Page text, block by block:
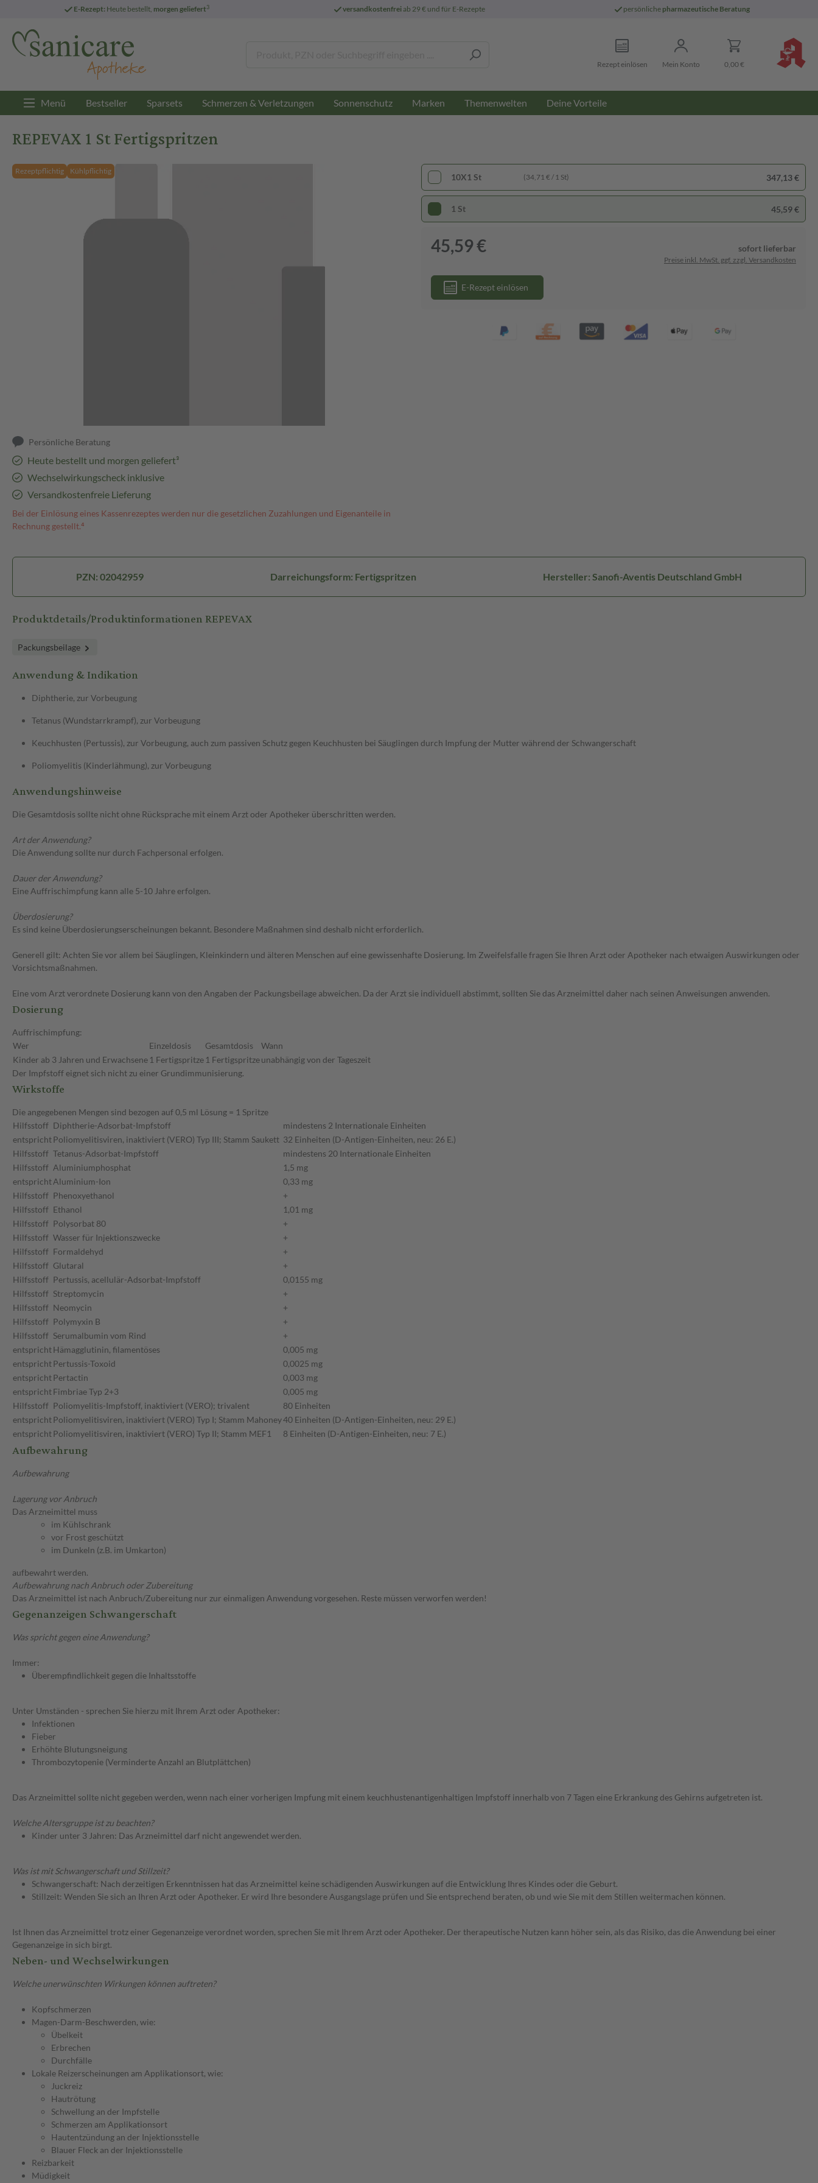
E-Rezept: Heute bestellt, morgen geliefert3 versandkostenfreiab 29 € und für E-Rezepte persönliche pharmazeutische Beratung
Rezept einlösen Mein Konto 0,00 €
Menü Bestseller Sparsets Schmerzen & Verletzungen Sonnenschutz Marken Themenwelten Deine Vorteile
REPEVAX 1 St Fertigspritzen
Rezeptpflichtig Kühlpflichtig
Persönliche Beratung
Heute bestellt und morgen geliefert³
Wechselwirkungscheck inklusive
Versandkostenfreie Lieferung
Bei der Einlösung eines Kassenrezeptes werden nur die gesetzlichen Zuzahlungen und Eigenanteile in
Rechnung gestellt.⁴
10X1 St (34,71 € / 1 St) 347,13 €
1 St 45,59 €
45,59 € sofort lieferbar
Preise inkl. MwSt. ggf. zzgl. Versandkosten
E-Rezept einlösen
PZN: 02042959 Darreichungsform: Fertigspritzen Hersteller: Sanofi-Aventis Deutschland GmbH
Produktdetails/Produktinformationen REPEVAX
Packungsbeilage
Anwendung & Indikation
Diphtherie, zur Vorbeugung
Tetanus (Wundstarrkrampf), zur Vorbeugung
Keuchhusten (Pertussis), zur Vorbeugung, auch zum passiven Schutz gegen Keuchhusten bei Säuglingen durch Impfung der Mutter während der Schwangerschaft
Poliomyelitis (Kinderlähmung), zur Vorbeugung
Anwendungshinweise
Die Gesamtdosis sollte nicht ohne Rücksprache mit einem Arzt oder Apotheker überschritten werden.
Art der Anwendung?
Die Anwendung sollte nur durch Fachpersonal erfolgen.
Dauer der Anwendung?
Eine Auffrischimpfung kann alle 5-10 Jahre erfolgen.
Überdosierung?
Es sind keine Überdosierungserscheinungen bekannt. Besondere Maßnahmen sind deshalb nicht erforderlich.
Generell gilt: Achten Sie vor allem bei Säuglingen, Kleinkindern und älteren Menschen auf eine gewissenhafte Dosierung. Im Zweifelsfalle fragen Sie Ihren Arzt oder Apotheker nach etwaigen Auswirkungen oder
Vorsichtsmaßnahmen.
Eine vom Arzt verordnete Dosierung kann von den Angaben der Packungsbeilage abweichen. Da der Arzt sie individuell abstimmt, sollten Sie das Arzneimittel daher nach seinen Anweisungen anwenden.
Dosierung
Auffrischimpfung:
Wer
Einzeldosis Gesamtdosis
Wann
Kinder ab 3 Jahren und Erwachsene 1 Fertigspritze 1 Fertigspritzeunabhängig von der Tageszeit
Der Impfstoff eignet sich nicht zu einer Grundimmunisierung.
Wirkstoffe
Die angegebenen Mengen sind bezogen auf 0,5 ml Lösung = 1 Spritze
Hilfsstoff Diphtherie-Adsorbat-Impfstoff
mindestens 2 Internationale Einheiten
entsprichtPoliomyelitisviren, inaktiviert (VERO) Typ III; Stamm Saukett 32 Einheiten (D-Antigen-Einheiten, neu: 26 E.)
Hilfsstoff Tetanus-Adsorbat-Impfstoff
mindestens 20 Internationale Einheiten
Hilfsstoff Aluminiumphosphat
1,5 mg
entsprichtAluminium-Ion
0,33 mg
Hilfsstoff Phenoxyethanol
+
Hilfsstoff Ethanol
1,01 mg
Hilfsstoff Polysorbat 80
+
Hilfsstoff Wasser für Injektionszwecke
+
Hilfsstoff Formaldehyd
+
Hilfsstoff Glutaral
+
Hilfsstoff Pertussis, acellulär-Adsorbat-Impfstoff
0,0155 mg
Hilfsstoff Streptomycin
+
Hilfsstoff Neomycin
+
Hilfsstoff Polymyxin B
+
Hilfsstoff Serumalbumin vom Rind
+
entsprichtHämagglutinin, filamentöses
0,005 mg
entsprichtPertussis-Toxoid
0,0025 mg
entsprichtPertactin
0,003 mg
entsprichtFimbriae Typ 2+3
0,005 mg
Hilfsstoff Poliomyelitis-Impfstoff, inaktiviert (VERO); trivalent
80 Einheiten
entsprichtPoliomyelitisviren, inaktiviert (VERO) Typ I; Stamm Mahoney40 Einheiten (D-Antigen-Einheiten, neu: 29 E.)
entsprichtPoliomyelitisviren, inaktiviert (VERO) Typ II; Stamm MEF1 8 Einheiten (D-Antigen-Einheiten, neu: 7 E.)
Aufbewahrung
Aufbewahrung
Lagerung vor Anbruch
Das Arzneimittel muss
im Kühlschrank
vor Frost geschützt
im Dunkeln (z.B. im Umkarton)
aufbewahrt werden.
Aufbewahrung nach Anbruch oder Zubereitung
Das Arzneimittel ist nach Anbruch/Zubereitung nur zur einmaligen Anwendung vorgesehen. Reste müssen verworfen werden!
Gegenanzeigen Schwangerschaft
Was spricht gegen eine Anwendung?
Immer:
Überempfindlichkeit gegen die Inhaltsstoffe
Unter Umständen - sprechen Sie hierzu mit Ihrem Arzt oder Apotheker:
Infektionen
Fieber
Erhöhte Blutungsneigung
Thrombozytopenie (Verminderte Anzahl an Blutplättchen)
Das Arzneimittel sollte nicht gegeben werden, wenn nach einer vorherigen Impfung mit einem keuchhustenantigenhaltigen Impfstoff innerhalb von 7 Tagen eine Erkrankung des Gehirns aufgetreten ist.
Welche Altersgruppe ist zu beachten?
Kinder unter 3 Jahren: Das Arzneimittel darf nicht angewendet werden.
Was ist mit Schwangerschaft und Stillzeit?
Schwangerschaft: Nach derzeitigen Erkenntnissen hat das Arzneimittel keine schädigenden Auswirkungen auf die Entwicklung Ihres Kindes oder die Geburt.
Stillzeit: Wenden Sie sich an Ihren Arzt oder Apotheker. Er wird Ihre besondere Ausgangslage prüfen und Sie entsprechend beraten, ob und wie Sie mit dem Stillen weitermachen können.
Ist Ihnen das Arzneimittel trotz einer Gegenanzeige verordnet worden, sprechen Sie mit Ihrem Arzt oder Apotheker. Der therapeutische Nutzen kann höher sein, als das Risiko, das die Anwendung bei einer
Gegenanzeige in sich birgt.
Neben- und Wechselwirkungen
Welche unerwünschten Wirkungen können auftreten?
Kopfschmerzen
Magen-Darm-Beschwerden, wie:
Übelkeit
Erbrechen
Durchfälle
Lokale Reizerscheinungen am Applikationsort, wie:
Juckreiz
Hautrötung
Schwellung an der Impfstelle
Schmerzen am Applikationsort
Hautentzündung an der Injektionsstelle
Blauer Fleck an der Injektionsstelle
Reizbarkeit
Müdigkeit